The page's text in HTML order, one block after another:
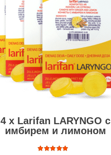
4 x Larifan LARYNGO с
имбирем и лимоном